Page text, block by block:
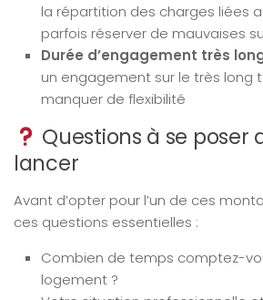
la répartition des charges liées
parfois réserver de mauvaises
Durée d’engagement très
un engagement sur le très long
manquer de flexibilité
Questions à se poser
lancer
Avant d’opter pour l’un de ces
ces questions essentielles :
Combien de temps comptez-
logement ?